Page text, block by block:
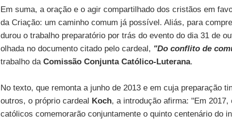
Em suma, a oração e o agir compartilhado dos cristãos em
da Criação: um caminho comum já possível. Aliás, para
durou o trabalho preparatório por trás do evento do dia 31 de
olhada no documento citado pelo cardeal, "Do conflito de
trabalho da Comissão Conjunta Católico-Luterana.
No texto, que remonta a junho de 2013 e em cuja preparação
outros, o próprio cardeal Koch, a introdução afirma: "Em
católicos comemorarão conjuntamente o quinto centenário do